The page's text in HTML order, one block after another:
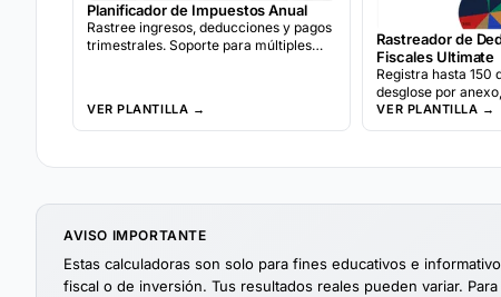
Planificador de Impuestos Anual
Rastree ingresos, deducciones y pagos
trimestrales. Soporte para múltiples
VER PLANTILLA →
Rastreador de
Fiscales Ultimate
Registra hasta 150
desglose por
trimestrales y una
impacto fiscal.
VER PLANTILLA →
AVISO IMPORTANTE
Estas calculadoras son solo para fines educativos e
fiscal o de inversión. Tus resultados reales pueden variar.